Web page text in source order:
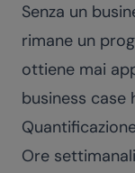
Senza un
rimane un
ottiene mai
business
Ore